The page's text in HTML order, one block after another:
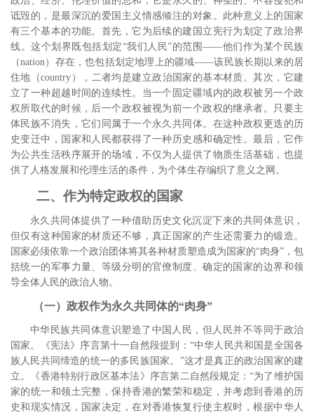
诋毁的，是最深沉的爱国主义情感倾注的对象。此种意义上的国家
有三个基本的功能。首先，它为后续的建国立宪行为划定了政治界
线。这个划界既包括划定“我们人民”的范围――他们作为某个民族
（nation）存在，也包括划定地理上的疆域――该民族长期以来的居
住地（country ），二者均是建立政治国家的基本材质。其次，它建
立了一种超越时间的连续性。当一个固定疆域内的政权被另一个政
权所取代的时候，后一个政权被视为前一个政权的继承者。只要主
体民族不消失，它们同属于一个永久共同体。在这种政权更迭的历
史变迁中，国家和人民都获得了一种历史感和确定性。最后，它作
为公共生活秩序展开的场域，不仅为人提供了物质生活基础，也提
供了人格发展和伦理生活的条件，为个体生存编织了意义之网。
二、作为特定政权的国家
永久共同体提供了一种借助历史文化沉淀下来的共同体意识，
但仅有这种国家的材质还不够，真正国家的产生还需要力的锻造。
国家必须依靠一个政治团体将其各种材质塑造成为国家的“肉身”，包
括统一的军事力量、等级分明的官僚制度、确定的国家的边界和领
导全体人民的政治人物。
（一）政权作为永久共同体的“肉身”
中华民族共同体意识塑造了中国人民，但人民并不等同于政治
国家。《宪法》序言第十一自然段提到：“中华人民共和国是全国各
族人民共同缔造的统一的多民族国家。”这才是真正的政治国家的建
立。《香港特别行政区基本法》序言第二自然段规定：“为了维护国
家的统一和领土完整，保持香港的繁荣和稳定，并考虑到香港的历
史和现实情况，国家决定，在对香港恢复行使主权时，根据中华人